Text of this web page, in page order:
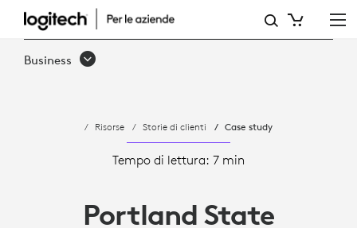
CASE
STUDY:
UNIVERSITY
MODERNIZZA
Business
Risorse Storie di clienti Case study
Tempo di lettura: 7 min
Portland State